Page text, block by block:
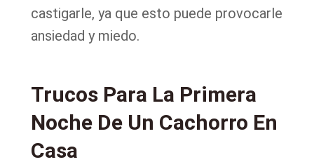
castigarle, ya que esto puede provocarle
ansiedad y miedo.
Trucos Para La Primera
Noche De Un Cachorro En
Casa